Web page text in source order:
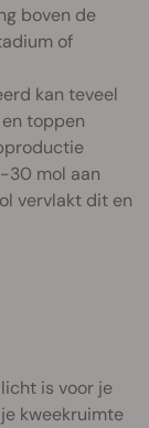
boven de
of
kan teveel
toppen
30 mol aan
vervlakt dit en
is voor je
kweekruimte